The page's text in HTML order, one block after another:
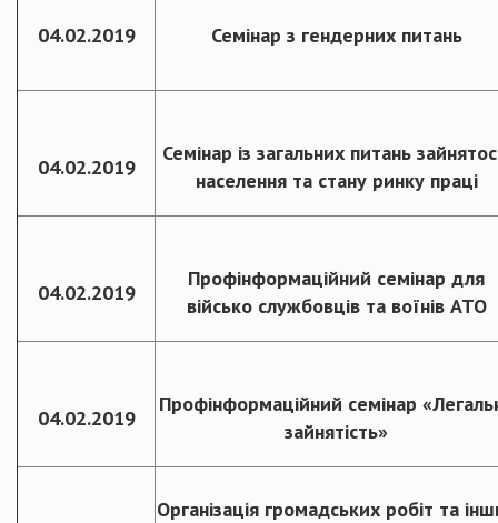
04.02.2019 Семінар з гендерних питань
04.02.2019
Семінар із загальних питань
населення та стану ринку праці
04.02.2019
Профінформаційний семінар для
військо службовців та воїнів АТО
04.02.2019
Профінформаційний семінар
зайнятість»
Організація громадських робіт та